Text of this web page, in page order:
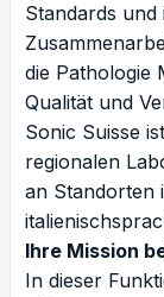
Standards
die Pathologie
Qualität und
Sonic Suisse
regionalen
an Standorten
Ihre Mission
In dieser